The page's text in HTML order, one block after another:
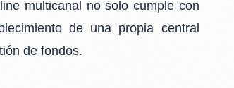
multicanal no solo cumple con
de una propia central
de fondos.